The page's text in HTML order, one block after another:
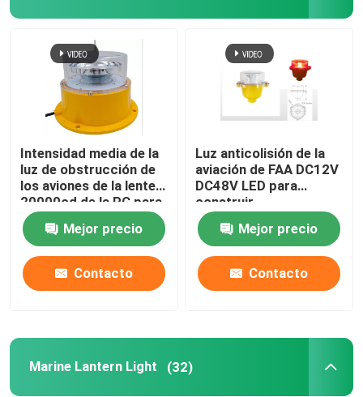
Intensidad media de la
luz de obstrucción de
los aviones de la lente
20000cd de la PC para
la chimenea
Mejor precio
Contacto
Luz anticolisión de la
aviación de FAA DC12V
DC48V LED para
construir
Mejor precio
Contacto
Marine Lantern Light (32)